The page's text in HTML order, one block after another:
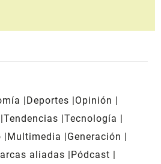
Deportes
Opinión
Tendencias Tecnología
Multimedia
Generación
aliadas
Pódcast